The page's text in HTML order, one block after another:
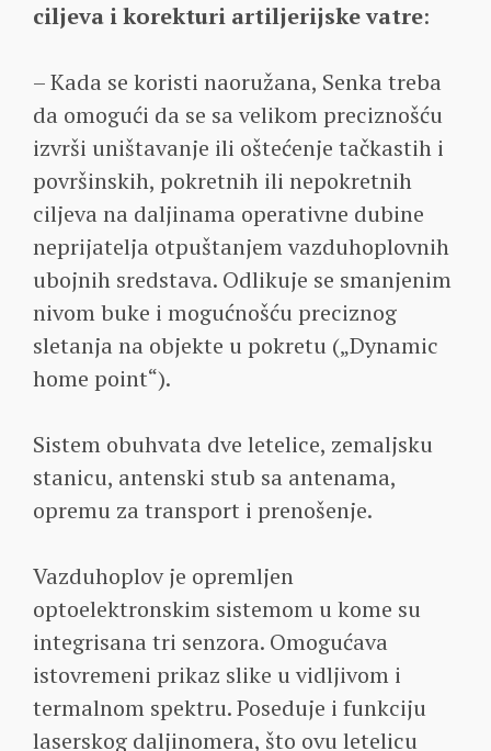
ciljeva i korekturi artiljerijske vatre:
– Kada se koristi naoružana, Senka treba
da omogući da se sa velikom preciznošću
izvrši uništavanje ili oštećenje tačkastih i
površinskih, pokretnih ili nepokretnih
ciljeva na daljinama operativne dubine
neprijatelja otpuštanjem vazduhoplovnih
ubojnih sredstava. Odlikuje se smanjenim
nivom buke i mogućnošću preciznog
sletanja na objekte u pokretu („Dynamic
home point“).
Sistem obuhvata dve letelice, zemaljsku
stanicu, antenski stub sa antenama,
opremu za transport i prenošenje.
Vazduhoplov je opremljen
optoelektronskim sistemom u kome su
integrisana tri senzora. Omogućava
istovremeni prikaz slike u vidljivom i
termalnom spektru. Poseduje i funkciju
laserskog daljinomera, što ovu letelicu